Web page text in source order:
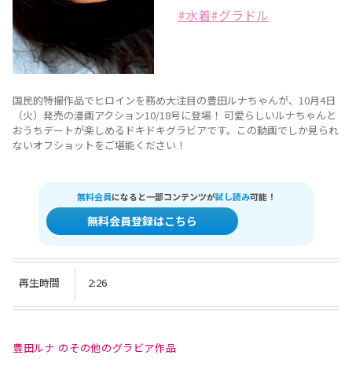
水着 グラドル
国民的特撮作品でヒロインを務め大注目の豊田ルナちゃんが、10月4日
（火）発売の漫画アクション10/18号に登場！ 可愛らしいルナちゃんと
おうちデートが楽しめるドキドキグラビアです。この動画でしか見られ
ないオフショットをご堪能ください！
無料会員になると一部コンテンツが試し読み可能！
無料会員登録はこちら
再生時間 2:26
豊田ルナ のその他のグラビア作品